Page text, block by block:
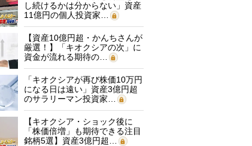
し続けるかは分からない」資産
11億円の個人投資家…
【資産10億円超・かんちさんが
厳選！】「キオクシアの次」に
資金が流れる期待の…
「キオクシアが再び株価10万円
になる日は遠い」資産3億円超
のサラリーマン投資家…
【キオクシア・ショック後に
「株価倍増」も期待できる注目
銘柄5選】資産3億円超…